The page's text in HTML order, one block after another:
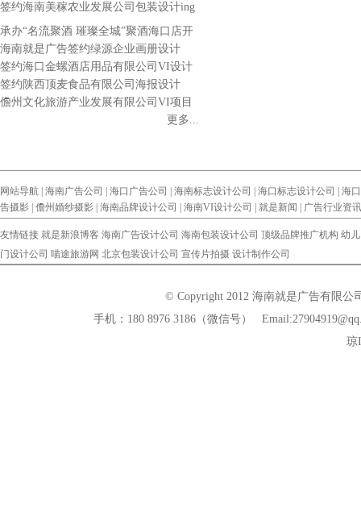
签约海南美稼农业发展公司包装设计ing
承办“名流聚酒 璀璨全城”聚酒海口店开
业酒会
海南就是广告签约绿源企业画册设计
签约海口金螺酒店用品有限公司VI设计
签约陕西顶麦食品有限公司海报设计
儋州文化旅游产业发展有限公司VI项目
更多...
网站导航 | 海南广告公司 海口广告公司 海南标志设计公司 海口标志设计公司
海
告摄影 儋州婚纱摄影 海南品牌设计公司 海南VI设计公司 就是新闻 广告行业资讯
友情链接 就是新浪博客 海南广告设计公司 海南包装设计公司 顶级品牌推广机构 幼
门设计公司 喵途旅游网 北京包装设计公司 宣传片拍摄 设计制作公司
© Copyright 2012 海南就是广告有限公
手机：180 8976 3186（微信号）
琼